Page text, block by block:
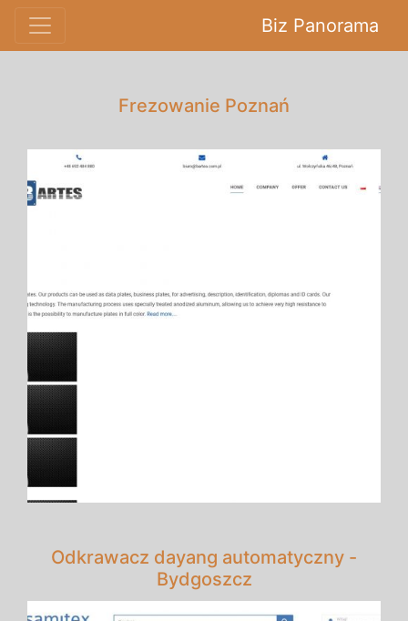
Biz Panorama
Frezowanie Poznań
Odkrawacz dayang automatyczny -
Bydgoszcz